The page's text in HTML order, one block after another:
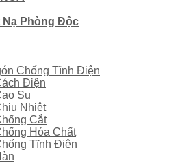
Nạ Phòng Độc
Chống Tĩnh Điện
Điện
Su
Nhiệt
Cắt
Hóa Chất
Tĩnh Điện